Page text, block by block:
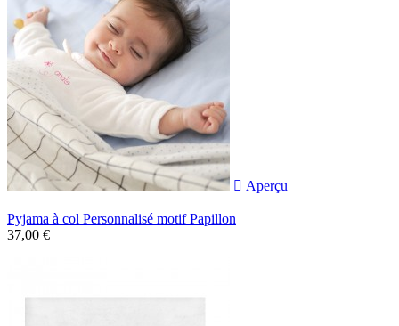
 Aperçu
Pyjama à col Personnalisé motif Papillon
37,00 €